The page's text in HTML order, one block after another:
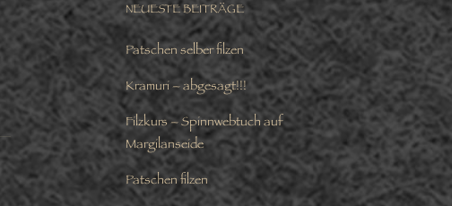
NEUESTE BEITRÄGE
Patschen selber filzen
Kramuri – abgesagt!!!
Filzkurs – Spinnwebtuch auf
Margilanseide
Patschen filzen